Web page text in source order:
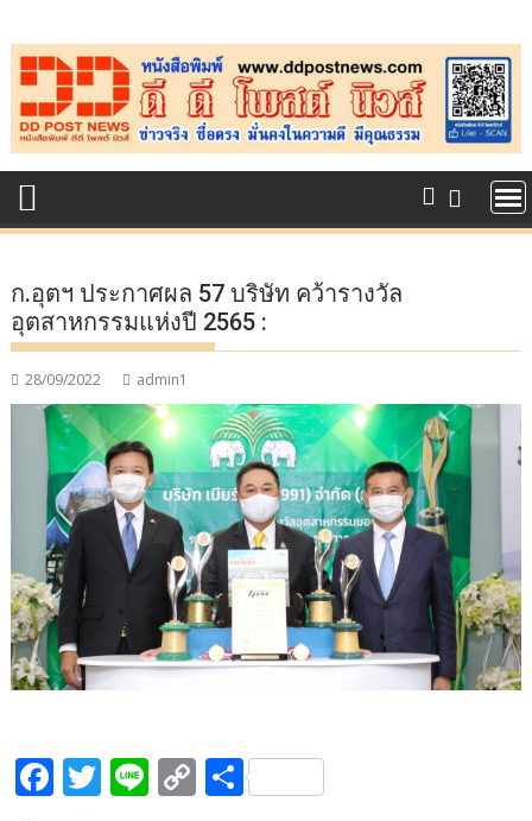
to
content
ก.อุตฯ ประกาศผล 57 บริษัท คว้ารางวัล
อุตสาหกรรมแห่งปี 2565 :
28/09/2022 admin1
F T Li C S